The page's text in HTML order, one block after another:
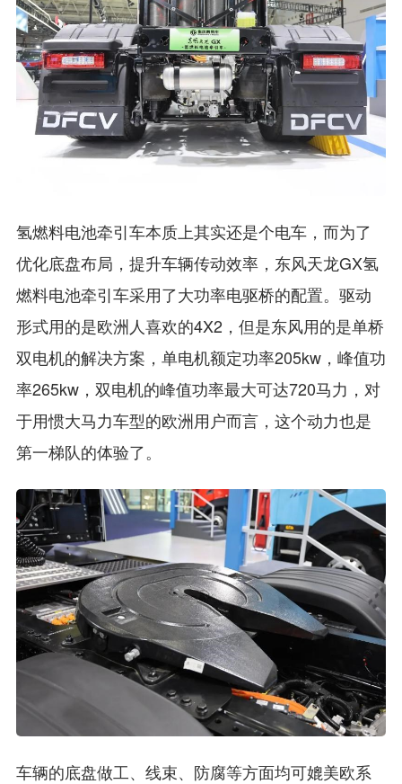
氢燃料电池牵引车本质上其实还是个电车，而为了
优化底盘布局，提升车辆传动效率，东风天龙GX氢
燃料电池牵引车采用了大功率电驱桥的配置。驱动
形式用的是欧洲人喜欢的4X2，但是东风用的是单桥
双电机的解决方案，单电机额定功率205kw，峰值功
率265kw，双电机的峰值功率最大可达720马力，对
于用惯大马力车型的欧洲用户而言，这个动力也是
第一梯队的体验了。
车辆的底盘做工、线束、防腐等方面均可媲美欧系